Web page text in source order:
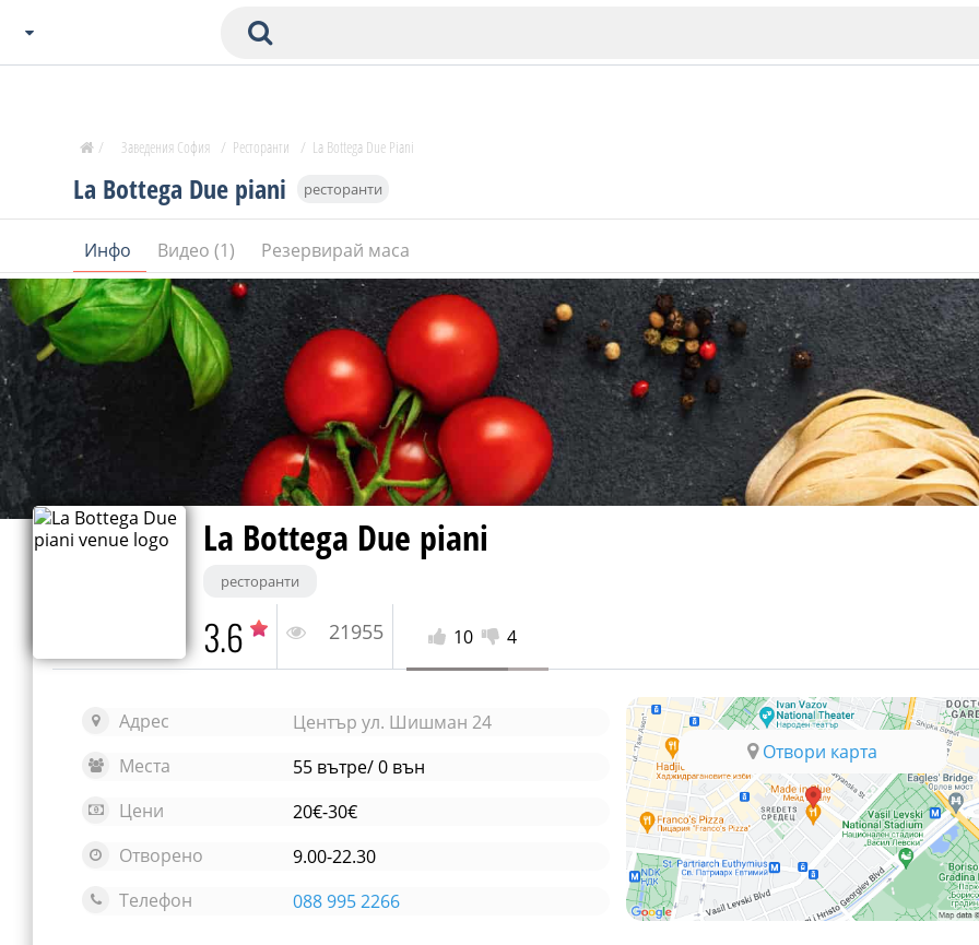
Пловдив
Бургас
В. Търново
Банско
Всички останали
СОФИЯ
Пловдив
В. Търново
Банско
La Bottega Due piani ресторанти
Инфо Видео (1) Резервирай маса
/ Заведения София / Ресторанти / La Bottega Due Piani
La Bottega Due piani
ресторанти
3.6 21955 10 4
Адрес
Център ул. Шишман 24
Места
55 вътре/ 0 вън
Цени
20€-30€
Отворено
9.00-22.30
Телефон
088 995 2266
Отвори карта